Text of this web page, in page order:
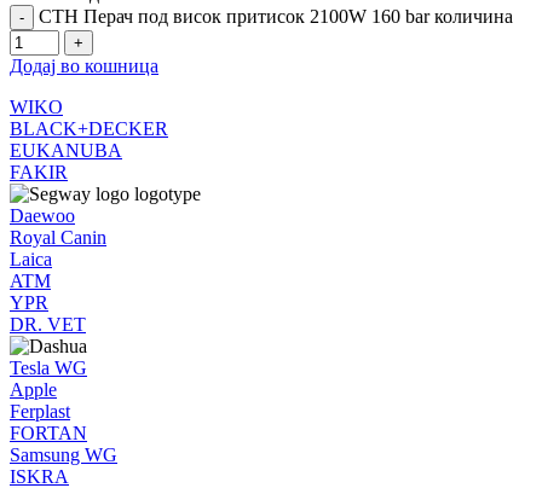
СТН Перач под висок притисок 2100W 160 bar количина
Додај во кошница
WIKO
BLACK+DECKER
EUKANUBA
FAKIR
Daewoo
Royal Canin
Laica
ATM
YPR
DR. VET
Tesla WG
Apple
Ferplast
FORTAN
Samsung WG
ISKRA